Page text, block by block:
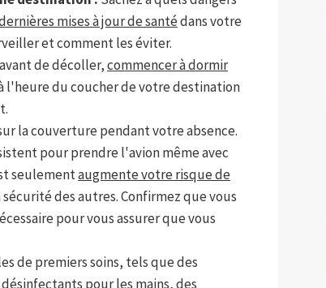
mises à jour de santédans votre
et comment les éviter.
de décoller,commencer à dormir
l'heure du coucher de votre destination
la couverture pendant votre absence.
pour prendre l'avion même avec
seulementaugmente votre risque de
des autres. Confirmez que vous
pour vous assurer que vous
de premiers soins, tels que des
pour les mains, des